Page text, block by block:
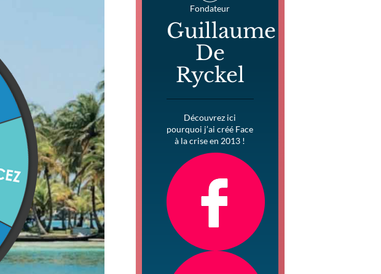
Fondateur
Guillaume
De
Ryckel
Découvrez ici
pourquoi j’ai créé Face
à la crise en 2013 !